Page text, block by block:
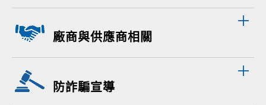
廠商與供應商相關
防詐騙宣導